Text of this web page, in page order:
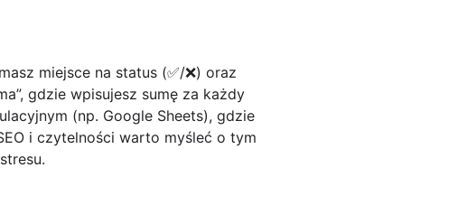
miejsce na status (✅/❌) oraz
gdzie wpisujesz sumę za każdy
(np. Google Sheets), gdzie
i czytelności warto myśleć o tym